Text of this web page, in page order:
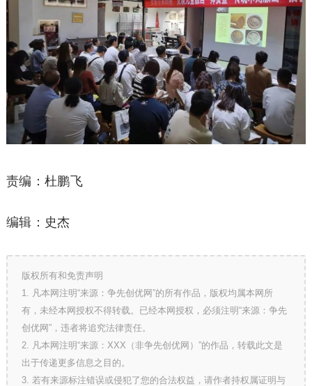
责编：杜鹏飞
编辑：史杰
版权所有和免责声明
1. 凡本网注明“来源：争先创优网”的所有作品，版权均属本网所
有，未经本网授权不得转载。已经本网授权，必须注明“来源：争先
创优网”，违者将追究法律责任。
2. 凡本网注明“来源：XXX（非争先创优网）”的作品，转载此文是
出于传递更多信息之目的。
3. 若有来源标注错误或侵犯了您的合法权益，请作者持权属证明与